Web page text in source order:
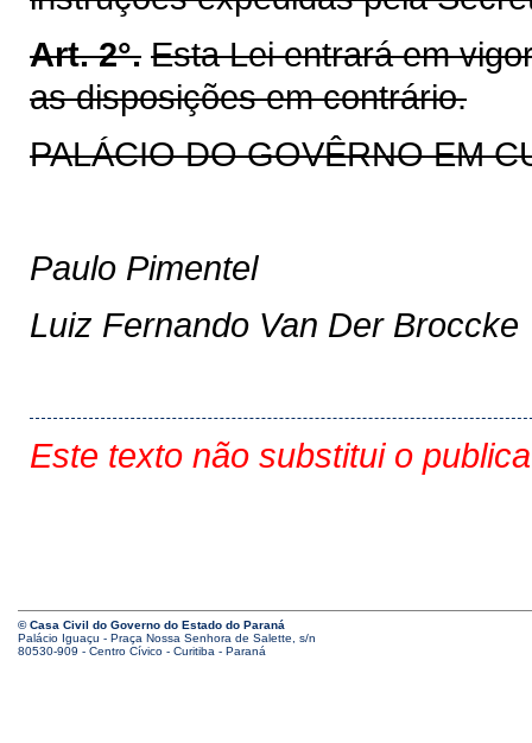
Art. 2°. Esta Lei entrará em
as disposições em contrário.
PALÁCIO DO GOVÊRNO EM
Paulo Pimentel
Luiz Fernando Van Der Broccke
Este texto não substitui o
© Casa Civil do Governo do Estado do Paraná
Palácio Iguaçu - Praça Nossa Senhora de Salette, s/n
80530-909 - Centro Cívico - Curitiba - Paraná